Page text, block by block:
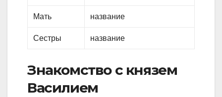
Мать название
Сестры название
Знакомство с князем
Василием